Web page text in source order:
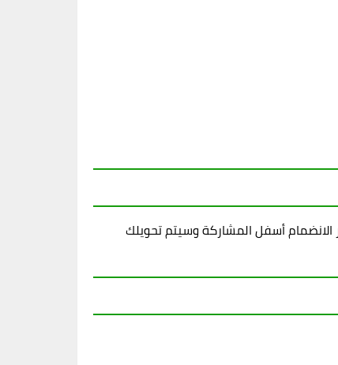
أسفل المشاركة وسيتم تحويلك